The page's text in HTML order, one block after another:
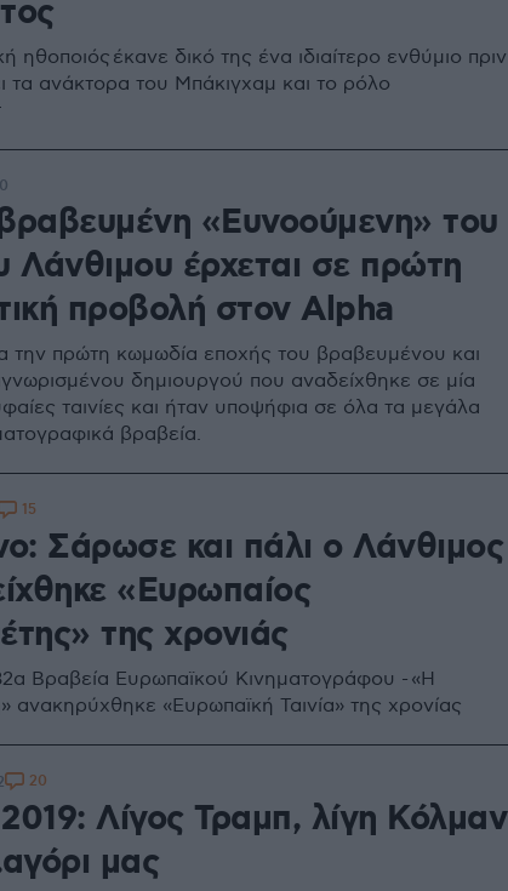
ηθοποιός έκανε δικό της ένα ιδιαίτερο ενθύμιο πριν
τα ανάκτορα του Μπάκιγχαμ και το ρόλο
«Ευνοούμενη» του
Λάνθιμου έρχεται σε πρώτη
προβολή στον Alpha
την πρώτη κωμωδία εποχής του βραβευμένου και
δημιουργού που αναδείχθηκε σε μία
ταινίες και ήταν υποψήφια σε όλα τα μεγάλα
βραβεία.
Σάρωσε και πάλι ο Λάνθιμος
«Ευρωπαίος
της χρονιάς
Βραβεία Ευρωπαϊκού Κινηματογράφου - «Η
ανακηρύχθηκε «Ευρωπαϊκή Ταινία» της χρονίας
15
Λίγος Τραμπ, λίγη Κόλμαν
μας
20